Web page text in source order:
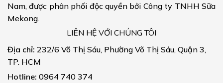
Nam, được phân phối độc quyền bởi Công ty TNHH Sữa
Mekong.
LIÊN HỆ VỚI CHÚNG TÔI
Địa chỉ: 232/6 Võ Thị Sáu, Phường Võ Thị Sáu, Quận 3,
TP. HCM
Hotline: 0964 740 374